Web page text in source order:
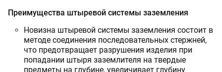
Преимущества штыревой системы заземления
Новизна штыревой системы заземления состоит в
методе соединения последовательных стержней,
что предотвращает разрушения изделия при
попадании штыря заземлителя на твердые
предметы на глубине, увеличивает глубину